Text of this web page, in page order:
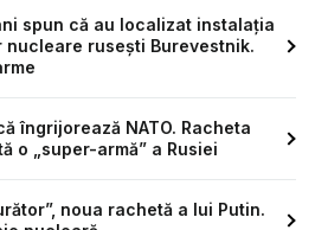
spun că au localizat instalaţia
ruseşti Burevestnik.
îngrijorează NATO. Racheta
o „super-armă” a Rusiei
noua rachetă a lui Putin.